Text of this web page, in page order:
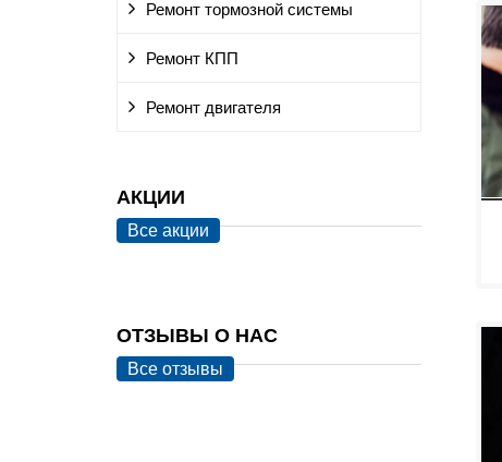
Ремонт тормозной системы
Ремонт КПП
Ремонт двигателя
АКЦИИ
Все акции
ОТЗЫВЫ О НАС
Все отзывы